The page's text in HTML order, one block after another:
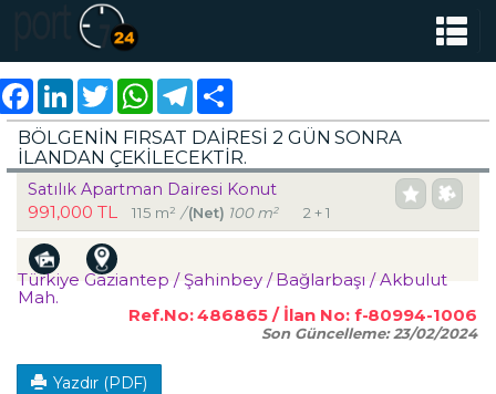
FacebookLinkedInTwitter WhatsAppTelegram
BÖLGENIN FIRSAT DAIRESI 2 GÜN SONRA
İLANDAN ÇEKILECEKTIR.
Satılık Apartman Dairesi Konut
991,000 TL 115 m² /(Net) 100 m² 2 + 1
Türkiye Gaziantep / Şahinbey/ Bağlarbaşı / Akbulut
Mah.
Ref.No:486865 / İlan No: f-80994-1006
Son Güncelleme:23/02/2024
Yazdır (PDF)